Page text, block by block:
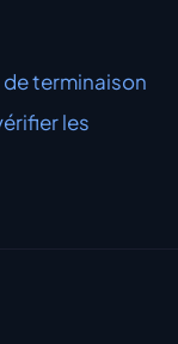
terminaison
les